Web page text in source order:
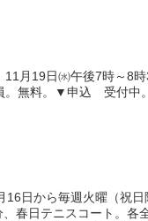
月19日㈬午後7時～8時
。無料。▼申込 受付中
日から毎週火曜（祝日
春日テニスコート。各